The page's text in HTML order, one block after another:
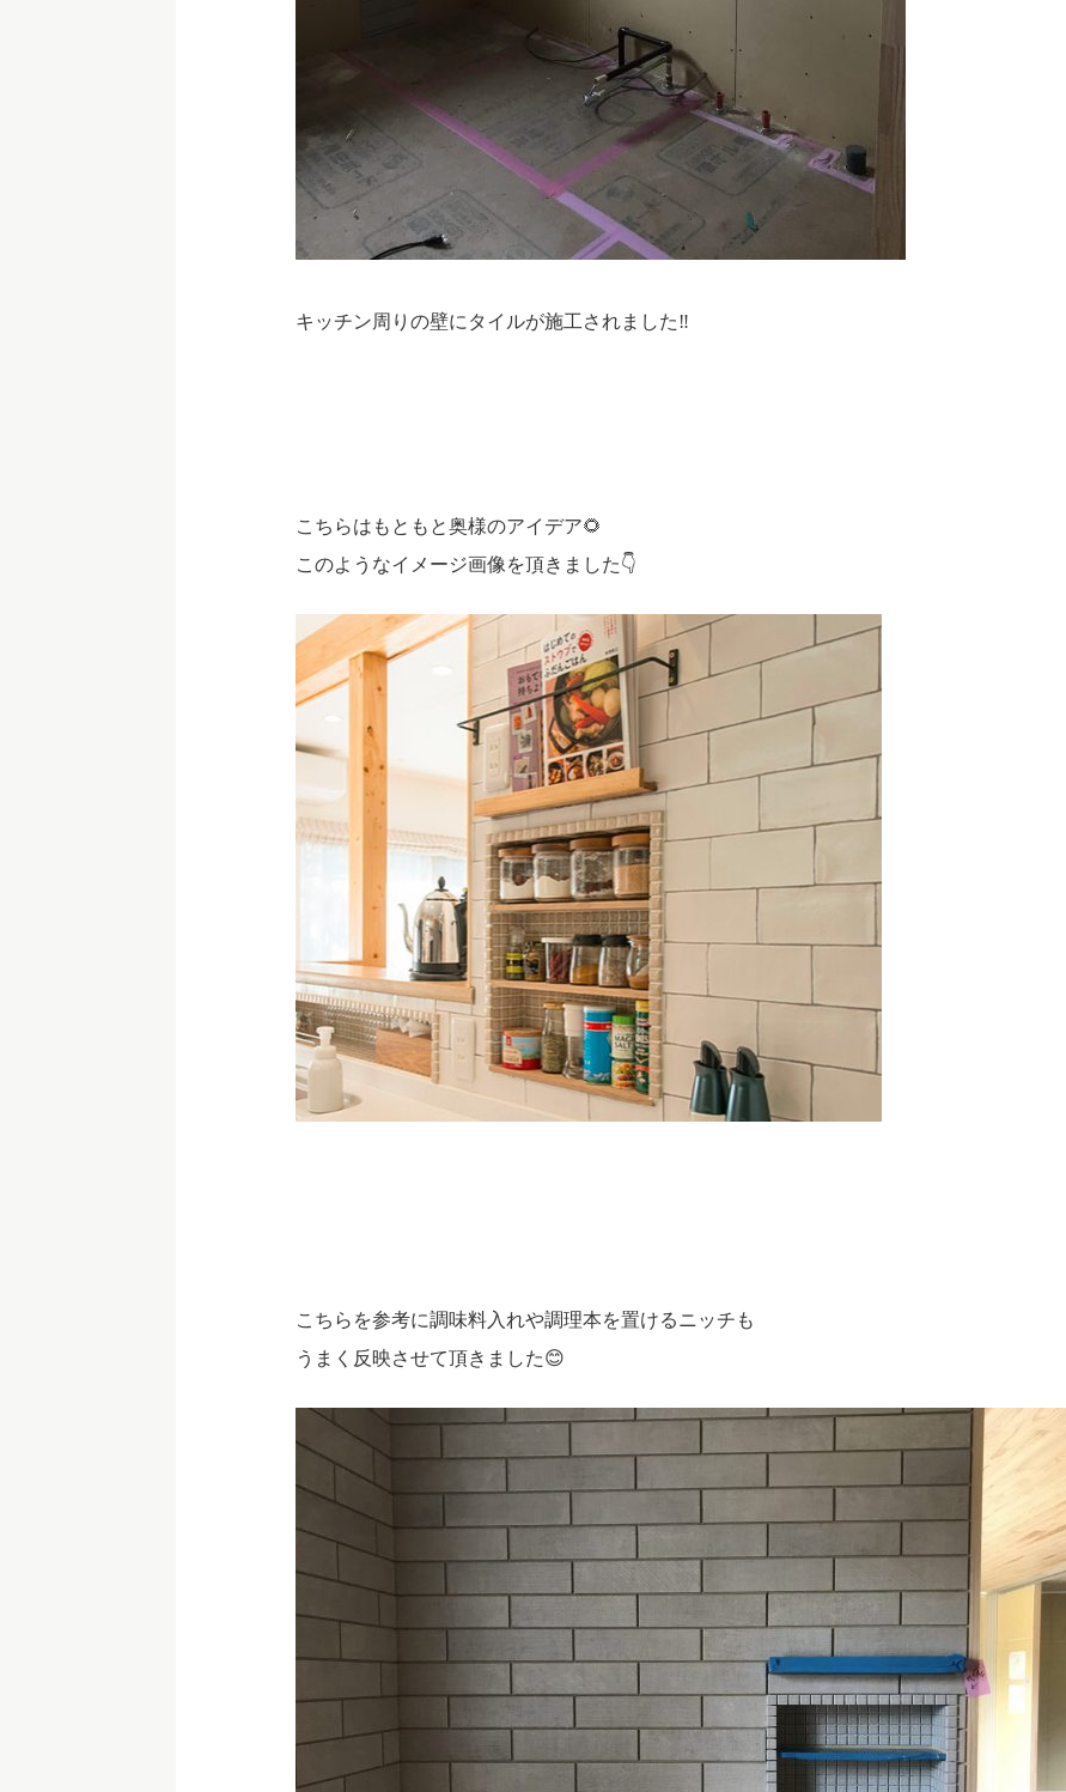
キッチン周りの壁にタイルが施工されました‼
こちらはもともと奥様のアイデア🌻
このようなイメージ画像を頂きました👇
こちらを参考に調味料入れや調理本を置けるニッチも
うまく反映させて頂きました😊